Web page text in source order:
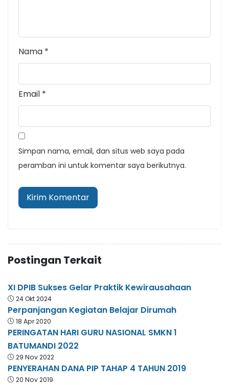
Nama *
Email *
Simpan nama, email, dan situs web saya pada
peramban ini untuk komentar saya berikutnya.
Postingan Terkait
XI DPIB Sukses Gelar Praktik Kewirausahaan
24 Okt 2024
Perpanjangan Kegiatan Belajar Dirumah
18 Apr 2020
PERINGATAN HARI GURU NASIONAL SMKN 1
BATUMANDI 2022
29 Nov 2022
PENYERAHAN DANA PIP TAHAP 4 TAHUN 2019
20 Nov 2019